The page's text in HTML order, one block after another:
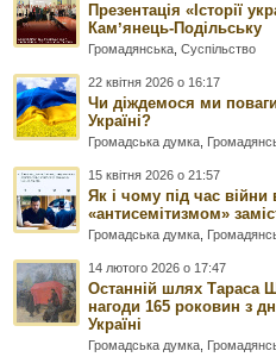
Презентація «Історії
Камʼянець-Подільську
Громадянська ,Суспільство
22 квітня 2026 о 16:17
Чи діждемося ми
Україні?
Громадська думка
15 квітня 2026 о 21:57
Як і чому під час
«антисемітизмом»
Громадська думка
14 лютого 2026 о 17:47
Останній шлях Тараса
нагоди 165 роковин з
Україні
Громадська думка